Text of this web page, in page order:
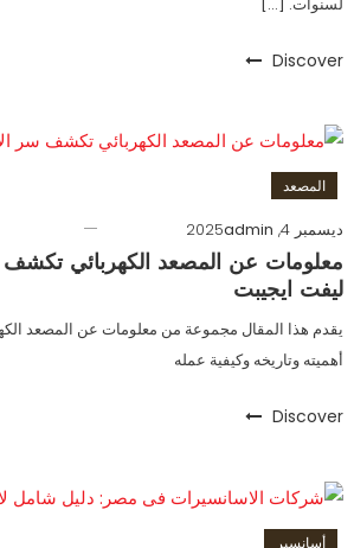
Discover
المصعد
ديسمبر 4, 2025
admin
معلومات عن المصعد الكهربائي
ليفت ايجيبت
يقدم هذا المقال مجموعة من معلومات عن المصعد
أهميته وتاريخه وكيفية عمله
Discover
أسانسير